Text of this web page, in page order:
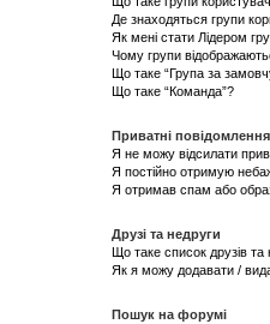
Де знаходяться групи
Як мені стати Лідером
Чому групи
Що таке “Група за
Що таке “Команда”?
Приватні повідомлення
Я не можу відсилати
Я постійно отримую
Я отримав спам або
Друзі та недруги
Що таке список друзів та
Як я можу додавати /
Пошук на форумі